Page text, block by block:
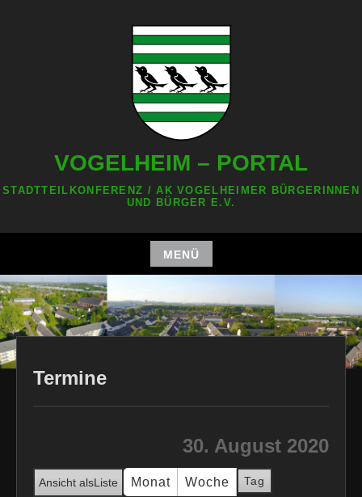
VOGELHEIM – PORTAL
STADTTEILKONFERENZ / AK VOGELHEIMER BÜRGERINNEN
UND BÜRGER E.V.
MENÜ
Zum
Inhalt
springen
Termine
30. August 2020
Ansicht alsListe Monat Woche Tag